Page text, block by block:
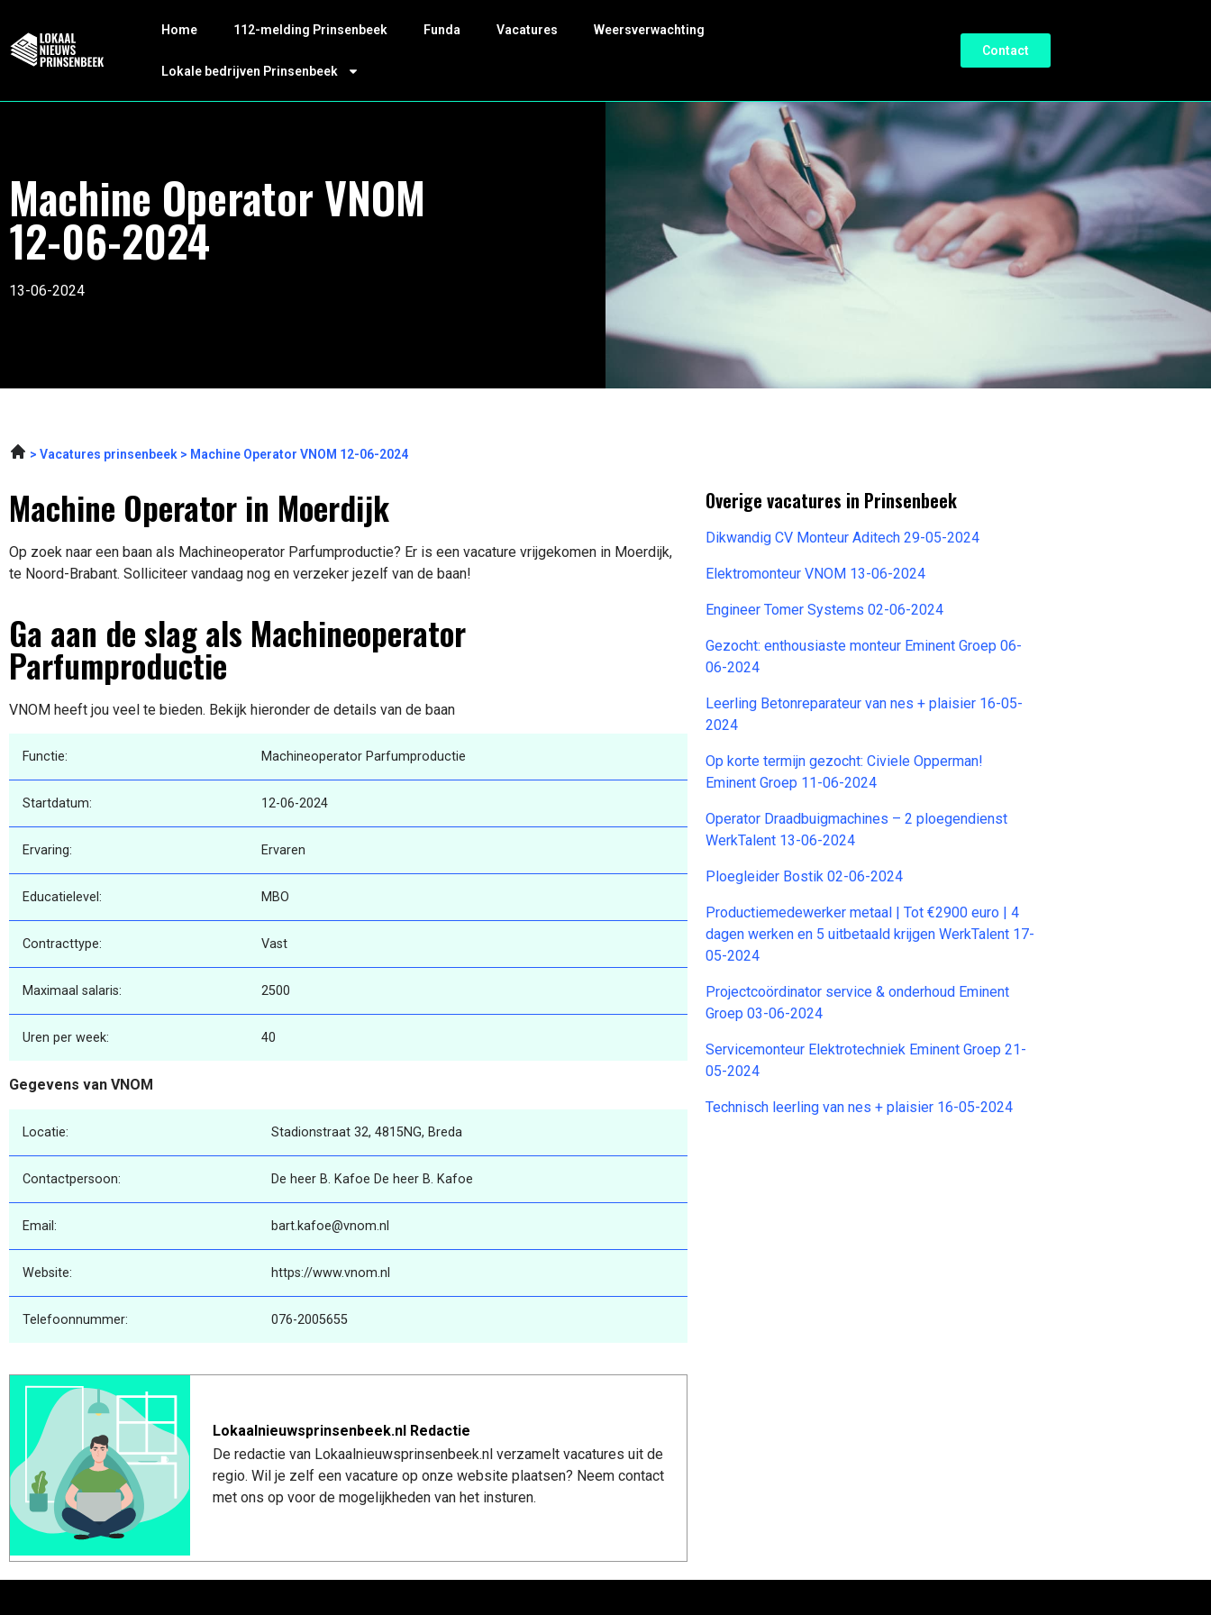
Home 112-melding Prinsenbeek Funda Vacatures Weersverwachting
Lokale bedrijven Prinsenbeek
Contact
Machine Operator VNOM
12-06-2024
13-06-2024
Vacatures prinsenbeek Machine Operator VNOM 12-06-2024
Machine Operator in Moerdijk
Op zoek naar een baan als Machineoperator Parfumproductie? Er is een vacature vrijgekomen in Moerdijk,
te Noord-Brabant. Solliciteer vandaag nog en verzeker jezelf van de baan!
Ga aan de slag als Machineoperator
Parfumproductie
VNOM heeft jou veel te bieden. Bekijk hieronder de details van de baan
Functie: Machineoperator Parfumproductie
Startdatum: 12-06-2024
Ervaring: Ervaren
Educatielevel: MBO
Contracttype: Vast
Maximaal salaris: 2500
Uren per week: 40
Gegevens van VNOM
Locatie: Stadionstraat 32, 4815NG, Breda
Contactpersoon: De heer B. Kafoe De heer B. Kafoe
Email: bart.kafoe@vnom.nl
Website: https://www.vnom.nl
Telefoonnummer: 076-2005655
Lokaalnieuwsprinsenbeek.nl Redactie
De redactie van Lokaalnieuwsprinsenbeek.nl verzamelt vacatures uit de
regio. Wil je zelf een vacature op onze website plaatsen? Neem contact
met ons op voor de mogelijkheden van het insturen.
Overige vacatures in Prinsenbeek
Dikwandig CV Monteur Aditech 29-05-2024
Elektromonteur VNOM 13-06-2024
Engineer Tomer Systems 02-06-2024
Gezocht: enthousiaste monteur Eminent Groep 06-
06-2024
Leerling Betonreparateur van nes + plaisier 16-05-
2024
Op korte termijn gezocht: Civiele Opperman!
Eminent Groep 11-06-2024
Operator Draadbuigmachines – 2 ploegendienst
WerkTalent 13-06-2024
Ploegleider Bostik 02-06-2024
Productiemedewerker metaal | Tot €2900 euro | 4
dagen werken en 5 uitbetaald krijgen WerkTalent 17-
05-2024
Projectcoördinator service & onderhoud Eminent
Groep 03-06-2024
Servicemonteur Elektrotechniek Eminent Groep 21-
05-2024
Technisch leerling van nes + plaisier 16-05-2024